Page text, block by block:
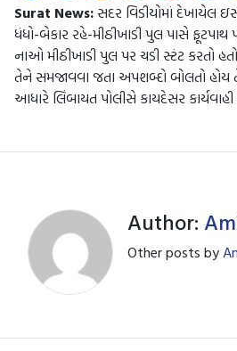
Surat News:સદર વિડીયોમાં દેખાયેલ
ધંધો-બેકાર રહે-મીઠીખાડી પુલ પાસે ફૂટપાથ
નાઓ મીઠીખાડી પુલ પર ચડી સ્ટંટ કરતો
તેને સમજાવવા જતા અપશબ્દો બોલતો હોય
આધારે લિંબાયત પોલીસે કાયદેસર
Author:
Other posts by